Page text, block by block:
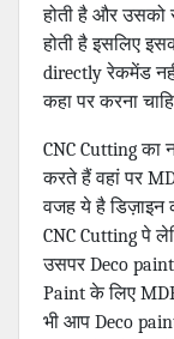
होती है और उसको
होती है इसलिए
directly रेकमेंड
कहा पर करना
CNC Cutting का
करते हैं वहां पर
वजह ये है डिज़ाइन
CNC Cutting पे
उसपर Deco
Paint के लिए MDF
भी आप Deco